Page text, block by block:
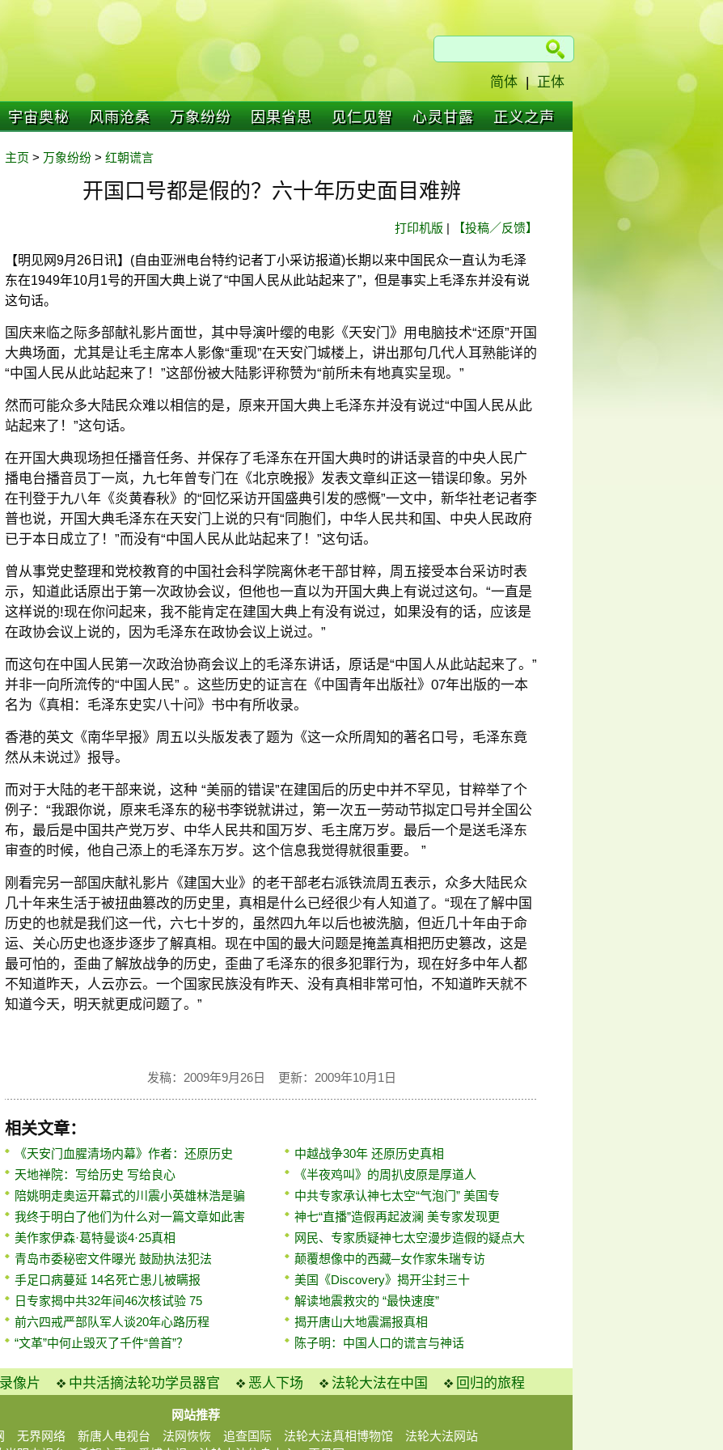
简体 | 正体
宇宙奥秘 风雨沧桑 万象纷纷 因果省思 见仁见智 心灵甘露 正义之声
主页 > 万象纷纷 > 红朝谎言
开国口号都是假的？六十年历史面目难辨
打印机版 | 【投稿／反馈】
【明见网9月26日讯】(自由亚洲电台特约记者丁小采访报道)长期以来中国民众一直认为毛泽
东在1949年10月1号的开国大典上说了“中国人民从此站起来了”，但是事实上毛泽东并没有说
这句话。
国庆来临之际多部献礼影片面世，其中导演叶缨的电影《天安门》用电脑技术“还原”开国
大典场面，尤其是让毛主席本人影像“重现”在天安门城楼上，讲出那句几代人耳熟能详的
“中国人民从此站起来了！”这部份被大陆影评称赞为“前所未有地真实呈现。”
然而可能众多大陆民众难以相信的是，原来开国大典上毛泽东并没有说过“中国人民从此
站起来了！”这句话。
在开国大典现场担任播音任务、并保存了毛泽东在开国大典时的讲话录音的中央人民广
播电台播音员丁一岚，九七年曾专门在《北京晚报》发表文章纠正这一错误印象。另外
在刊登于九八年《炎黄春秋》的“回忆采访开国盛典引发的感慨”一文中，新华社老记者李
普也说，开国大典毛泽东在天安门上说的只有“同胞们，中华人民共和国、中央人民政府
已于本日成立了！”而没有“中国人民从此站起来了！”这句话。
曾从事党史整理和党校教育的中国社会科学院离休老干部甘粹，周五接受本台采访时表
示，知道此话原出于第一次政协会议，但他也一直以为开国大典上有说过这句。“一直是
这样说的!现在你问起来，我不能肯定在建国大典上有没有说过，如果没有的话，应该是
在政协会议上说的，因为毛泽东在政协会议上说过。”
而这句在中国人民第一次政治协商会议上的毛泽东讲话，原话是“中国人从此站起来了。”
并非一向所流传的“中国人民” 。这些历史的证言在《中国青年出版社》07年出版的一本
名为《真相：毛泽东史实八十问》书中有所收录。
香港的英文《南华早报》周五以头版发表了题为《这一众所周知的著名口号，毛泽东竟
然从未说过》报导。
而对于大陆的老干部来说，这种 “美丽的错误”在建国后的历史中并不罕见，甘粹举了个
例子：“我跟你说，原来毛泽东的秘书李锐就讲过，第一次五一劳动节拟定口号并全国公
布，最后是中国共产党万岁、中华人民共和国万岁、毛主席万岁。最后一个是送毛泽东
审查的时候，他自己添上的毛泽东万岁。这个信息我觉得就很重要。 ”
刚看完另一部国庆献礼影片《建国大业》的老干部老右派铁流周五表示，众多大陆民众
几十年来生活于被扭曲篡改的历史里，真相是什么已经很少有人知道了。“现在了解中国
历史的也就是我们这一代，六七十岁的，虽然四九年以后也被洗脑，但近几十年由于命
运、关心历史也逐步逐步了解真相。现在中国的最大问题是掩盖真相把历史篡改，这是
最可怕的，歪曲了解放战争的历史，歪曲了毛泽东的很多犯罪行为，现在好多中年人都
不知道昨天，人云亦云。一个国家民族没有昨天、没有真相非常可怕，不知道昨天就不
知道今天，明天就更成问题了。”
发稿：2009年9月26日 更新：2009年10月1日
相关文章：
《天安门血腥清场内幕》作者：还原历史
天地禅院：写给历史 写给良心
陪姚明走奥运开幕式的川震小英雄林浩是骗
我终于明白了他们为什么对一篇文章如此害
美作家伊森·葛特曼谈4·25真相
青岛市委秘密文件曝光 鼓励执法犯法
手足口病蔓延 14名死亡患儿被瞒报
日专家揭中共32年间46次核试验 75
前六四戒严部队军人谈20年心路历程
“文革”中何止毁灭了千件“兽首”？
中越战争30年 还原历史真相
《半夜鸡叫》的周扒皮原是厚道人
中共专家承认神七太空“气泡门” 美国专
神七“直播”造假再起波澜 美专家发现更
网民、专家质疑神七太空漫步造假的疑点大
颠覆想像中的西藏─女作家朱瑞专访
美国《Discovery》揭开尘封三十
解读地震救灾的 “最快速度”
揭开唐山大地震漏报真相
陈子明：中国人口的谎言与神话
像片 中共活摘法轮功学员器官 恶人下场 法轮大法在中国 回归的旅程
网站推荐
无界网络 新唐人电视台 法网恢恢 追查国际 法轮大法真相博物馆
法轮大法网站